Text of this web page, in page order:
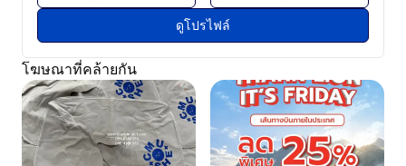
ดูโปรไฟล์
โฆษณาที่คล้ายกัน